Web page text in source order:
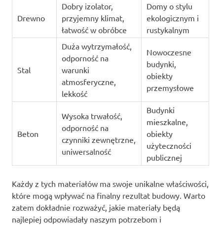
Drewno
Dobry izolator,
przyjemny klimat,
łatwość w obróbce
Domy o stylu
ekologicznym i
rustykalnym
Stal
Duża wytrzymałość,
odporność na
warunki
atmosferyczne,
lekkość
Nowoczesne
budynki,
obiekty
przemysłowe
Beton
Wysoka trwałość,
odporność na
czynniki zewnętrzne,
uniwersalność
Budynki
mieszkalne,
obiekty
użyteczności
publicznej
Każdy z tych materiałów ma swoje unikalne właściwości,
które mogą wpływać na finalny rezultat budowy. Warto
zatem dokładnie rozważyć, jakie materiały będą
najlepiej odpowiadały naszym potrzebom i